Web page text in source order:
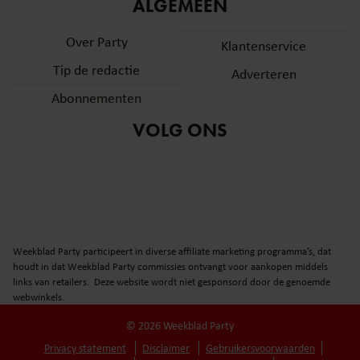
partners kunnen deze gegevens combineren met andere
verzameld op basis van uw gebruik van hun services. U
gaat akkoord met onze cookies als u onze website blijft
ALGEMEEN
Over Party
Tip de redactie
Abonnementen
Klantenservice
Adverteren
VOLG ONS
Weekblad Party participeert in diverse affiliate marketing programma’s, dat
houdt in dat Weekblad Party commissies ontvangt voor aankopen middels
links van retailers. Deze website wordt niet gesponsord door de genoemde
webwinkels.
© 2026 Weekblad Party
Privacy statement
Disclaimer
Gebruikersvoorwaarden